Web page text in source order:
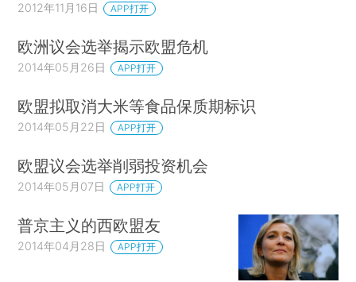
2012年11月16日 APP打开
欧洲议会选举揭示欧盟危机
2014年05月26日 APP打开
欧盟拟取消大米等食品保质期标识
2014年05月22日 APP打开
欧盟议会选举削弱投资机会
2014年05月07日 APP打开
普京主义的西欧盟友
2014年04月28日 APP打开